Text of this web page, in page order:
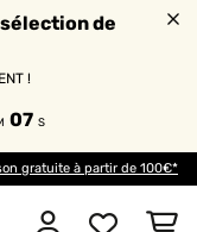
sélection de
!
06 S
gratuite à partir de 100€*